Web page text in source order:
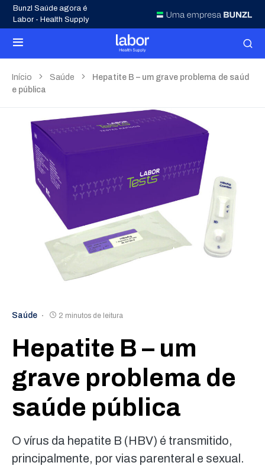
Bunzl Saúde agora é
Labor - Health Supply
Início Saúde
Hepatite B – um grave problema de saúd
e pública
Saúde 2 minutos de leitura
Hepatite B – um
grave problema de
saúde pública
O vírus da hepatite B (HBV) é transmitido,
principalmente, por vias parenteral e sexual.